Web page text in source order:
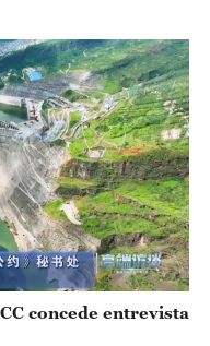
concede entrevista